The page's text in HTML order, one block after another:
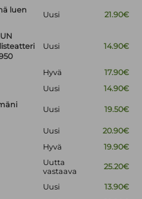
luen
Uusi 21.90€
Uusi 14.90€
Hyvä
17.90€
Uusi
14.90€
Uusi 19.50€
Uusi
20.90€
Hyvä 19.90€
Uutta
vastaava
25.20€
Uusi
13.90€